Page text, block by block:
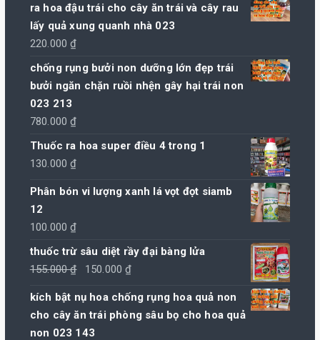
ra hoa đậu trái cho cây ăn trái và cây rau
lấy quả xung quanh nhà 023
220.000₫
chống rụng bưởi non dưỡng lớn đẹp trái
bưởi ngăn chặn ruồi nhện gây hại trái non
023 213
780.000₫
Thuốc ra hoa super điều 4 trong 1
130.000₫
Phân bón vi lượng xanh lá vọt đọt siamb
12
100.000₫
thuốc trừ sâu diệt rầy đại bàng lửa
155.000₫
Giá
là:
155.000 ₫.
150.000₫
tại
là:
kích bật nụ hoa chống rụng hoa quả non
cho cây ăn trái phòng sâu bọ cho hoa quả
non 023 143